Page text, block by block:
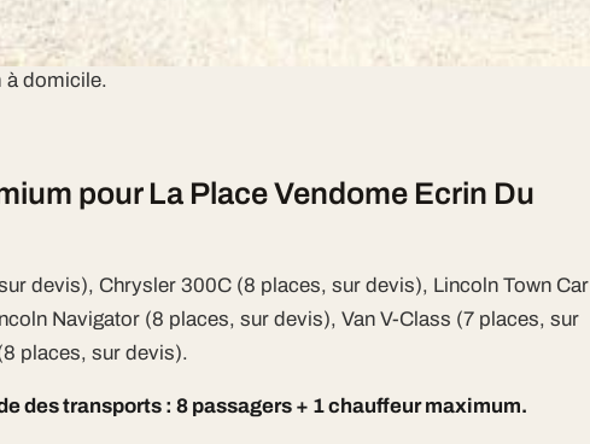
par My Limousine Paris sans supplément
VTC se déplace 7j/7 dans toute l'Île-de-France pour vous offrir
à domicile.
pour La Place Vendome Ecrin Du
devis), Chrysler 300C (8 places, sur devis), Lincoln Town Car
Navigator (8 places, sur devis), Van V-Class (7 places, sur
places, sur devis).
des transports : 8 passagers + 1 chauffeur maximum.